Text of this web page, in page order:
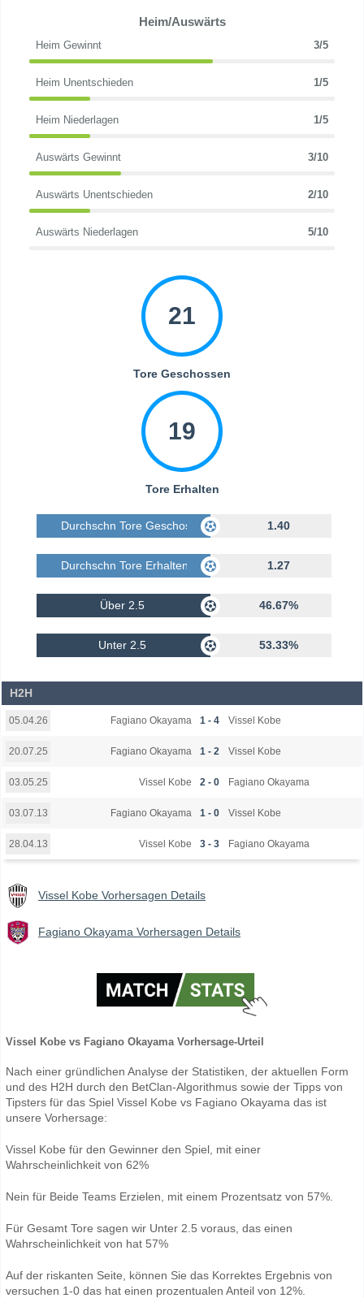
Heim/Auswärts
Heim Gewinnt 3/5
Heim Unentschieden 1/5
Heim Niederlagen 1/5
Auswärts Gewinnt 3/10
Auswärts Unentschieden 2/10
Auswärts Niederlagen 5/10
21
Tore Geschossen
19
Tore Erhalten
Durchschn Tore Geschossen 1.40
Durchschn Tore Erhalten 1.27
Über 2.5 46.67%
Unter 2.5 53.33%
H2H
05.04.26 Fagiano Okayama 1 - 4 Vissel Kobe
20.07.25 Fagiano Okayama 1 - 2 Vissel Kobe
03.05.25 Vissel Kobe 2 - 0 Fagiano Okayama
03.07.13 Fagiano Okayama 1 - 0 Vissel Kobe
28.04.13 Vissel Kobe 3 - 3 Fagiano Okayama
Vissel Kobe Vorhersagen Details
Fagiano Okayama Vorhersagen Details
Vissel Kobe vs Fagiano Okayama Vorhersage-Urteil
Nach einer gründlichen Analyse der Statistiken, der aktuellen Form
und des H2H durch den BetClan-Algorithmus sowie der Tipps von
Tipsters für das Spiel Vissel Kobe vs Fagiano Okayama das ist
unsere Vorhersage:
Vissel Kobe für den Gewinner den Spiel, mit einer
Wahrscheinlichkeit von 62%
Nein für Beide Teams Erzielen, mit einem Prozentsatz von 57%.
Für Gesamt Tore sagen wir Unter 2.5 voraus, das einen
Wahrscheinlichkeit von hat 57%
Auf der riskanten Seite, können Sie das Korrektes Ergebnis von
versuchen 1-0 das hat einen prozentualen Anteil von 12%.